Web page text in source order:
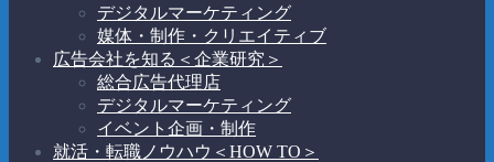
デジタルマーケティング
媒体・制作・クリエイティブ
広告会社を知る ＜企業研究＞
総合広告代理店
デジタルマーケティング
イベント企画・制作
就活・転職ノウハウ ＜HOW TO＞